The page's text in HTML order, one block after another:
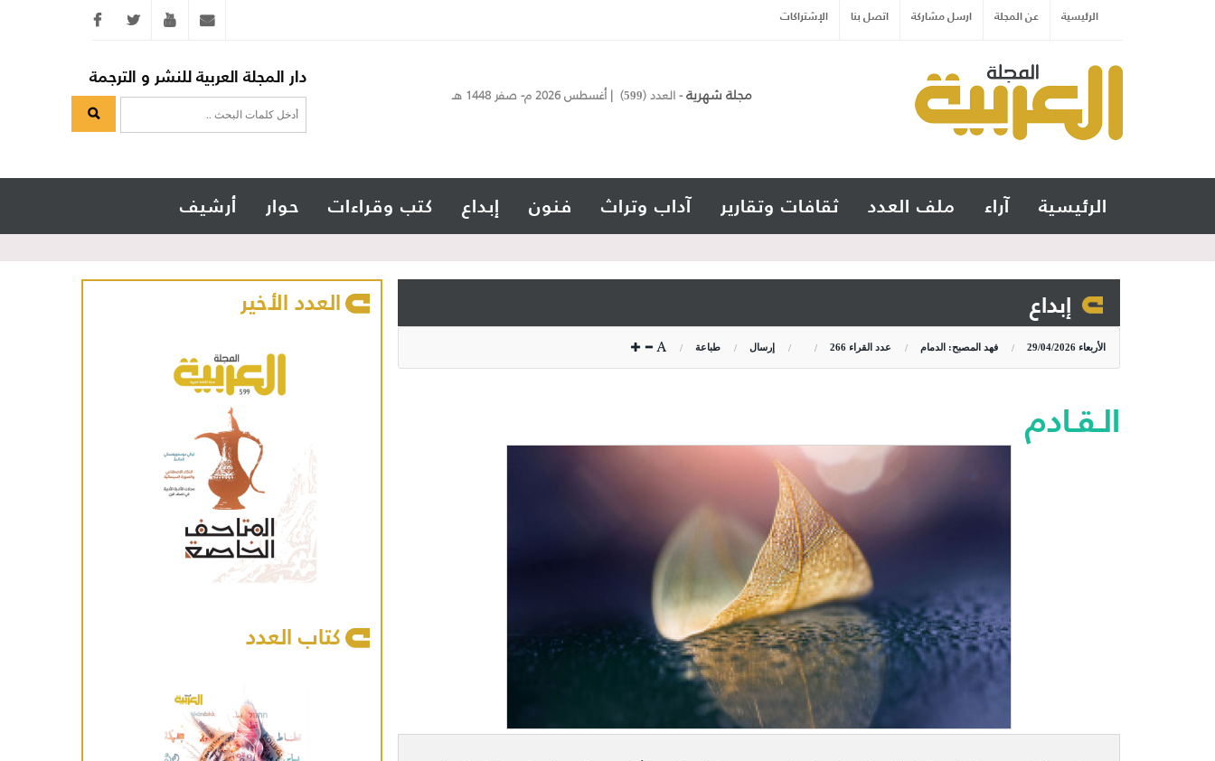
الرئيسية عن المجلة ارسل مشاركة اتصل بنا الإشتراكات
مجلة شهرية- العدد (599) | أغسطس 2026 م- صفر 1448 هـ
دار المجلة العربية للنشر و الترجمة
الرئيسية آراء ملف العدد ثقافات وتقارير آداب وتراث فنون إبداع كتب وقراءات حوار أرشيف
إبداع
الأربعاء 29/04/2026 فهد المصبح: الدمام عدد القراء 266 إرسال طباعة
الـقـادم
العدد الأخير
كتاب العدد